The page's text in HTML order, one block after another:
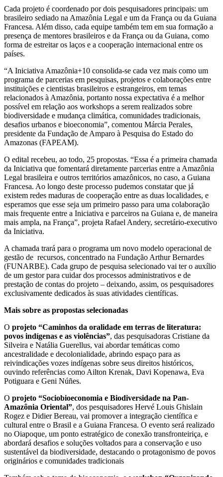
Cada projeto é coordenado por dois pesquisadores principais: um
brasileiro sediado na Amazônia Legal e um da França ou da Guiana
Francesa. Além disso, cada equipe também tem em sua formação a
presença de mentores brasileiros e da França ou da Guiana, como
forma de estreitar os laços e a cooperação internacional entre os
países.
“A Iniciativa Amazônia+10 consolida-se cada vez mais como um
programa de parcerias em pesquisas, projetos e colaborações entre
instituições e cientistas brasileiros e estrangeiros, em temas
relacionados à Amazônia, portanto nossa expectativa é a melhor
possível em relação aos workshops a serem realizados sobre
biodiversidade e mudança climática, comunidades tradicionais,
desafios urbanos e bioeconomia”, comentou Márcia Perales,
presidente da Fundação de Amparo à Pesquisa do Estado do
Amazonas (FAPEAM).
O edital recebeu, ao todo, 25 propostas. “Essa é a primeira chamada
da Iniciativa que fomentará diretamente parcerias entre a Amazônia
Legal brasileira e outros territórios amazônicos, no caso, a Guiana
Francesa. Ao longo deste processo pudemos constatar que já
existem redes maduras de cooperação entre as duas localidades, e
esperamos que esse seja um primeiro passo para uma colaboração
mais frequente entre a Iniciativa e parceiros na Guiana e, de maneira
mais ampla, na França”, projeta Rafael Andery, secretário-executivo
da Iniciativa.
A chamada trará para o programa um novo modelo operacional de
gestão de recursos, concentrado na Fundação Arthur Bernardes
(FUNARBE). Cada grupo de pesquisa selecionado vai ter o auxílio
de um gestor para cuidar dos processos administrativos e de
prestação de contas do projeto – deixando, assim, os pesquisadores
exclusivamente dedicados às suas atividades científicas.
Mais sobre as propostas selecionadas
O projeto “Caminhos da oralidade em terras de literatura:
povos indígenas e as violências”, das pesquisadoras Cristiane da
Silveira e Natália Guerellus, vai abordar temáticas como
ancestralidade e decolonialidade, abrindo espaço para as
reivindicações vozes indígenas sobre seus direitos históricos,
ouvindo referências como Ailton Krenak, Davi Kopenawa, Eva
Potiguara e Geni Núñes.
O projeto “Sociobioeconomia e Biodiversidade na Pan-
Amazônia Oriental”, dos pesquisadores Hervé Louis Ghislain
Rogez e Didier Bereau, vai promover a integração científica e
cultural entre o Brasil e a Guiana Francesa. O evento será realizado
no Oiapoque, um ponto estratégico de conexão transfronteiriça, e
abordará desafios e soluções voltados para a conservação e uso
sustentável da biodiversidade, destacando o protagonismo de povos
originários e comunidades tradicionais